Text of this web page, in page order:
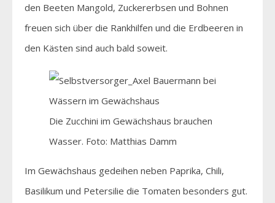
den Beeten Mangold, Zuckererbsen und Bohnen
freuen sich über die Rankhilfen und die Erdbeeren in
den Kästen sind auch bald soweit.
Die Zucchini im Gewächshaus brauchen
Wasser. Foto: Matthias Damm
Im Gewächshaus gedeihen neben Paprika, Chili,
Basilikum und Petersilie die Tomaten besonders gut.